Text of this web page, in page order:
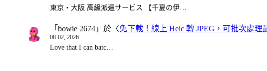
東京・大阪 高級派遣サービス 【千夏の伊…
「 bowie 2674 」於〈免下載！線上 Heic 轉 JPEG，可批次處理
08-02, 2026
Love that I can batc…